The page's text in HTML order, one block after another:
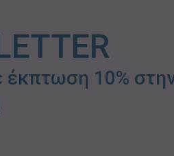
έκπτωση 10%